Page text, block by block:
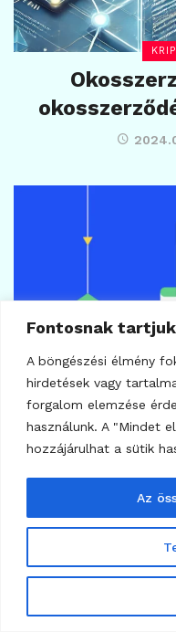
Fontosnak
A böngészési élmény
hirdetések vagy
forgalom elemzése
használunk. A "Mindet
hozzájárulhat a sütik
Az